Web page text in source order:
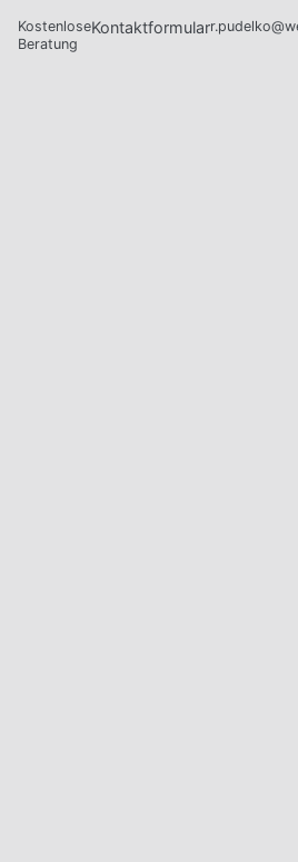
Kostenlose
Beratung
Kontaktformular